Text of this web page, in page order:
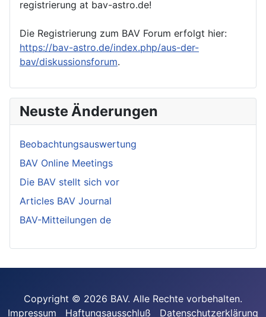
registrierung at bav-astro.de!
Die Registrierung zum BAV Forum erfolgt hier:
https://bav-astro.de/index.php/aus-der-
bav/diskussionsforum.
Neuste Änderungen
Beobachtungsauswertung
BAV Online Meetings
Die BAV stellt sich vor
Articles BAV Journal
BAV-Mitteilungen de
Copyright © 2026 BAV. Alle Rechte vorbehalten.
Impressum
Haftungsausschluß Datenschutzerklärung